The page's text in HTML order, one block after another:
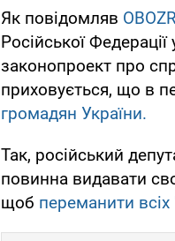
Як повідомляв
Російської
законопроект про
приховується, що в
громадян України.
Так, російський
повинна видавати
щоб переманити всіх